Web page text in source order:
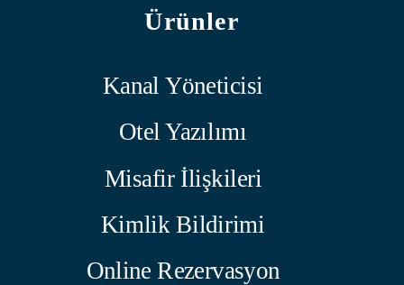
Ürünler
Kanal Yöneticisi
Otel Yazılımı
Misafir İlişkileri
Kimlik Bildirimi
Online Rezervasyon